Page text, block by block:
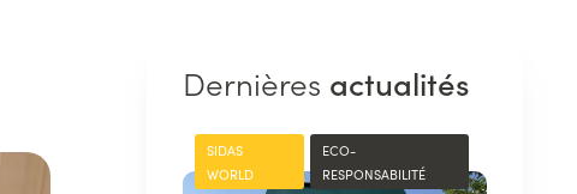
Dernières actualités
SIDAS
WORLD
ECO-
RESPONSABILITÉ